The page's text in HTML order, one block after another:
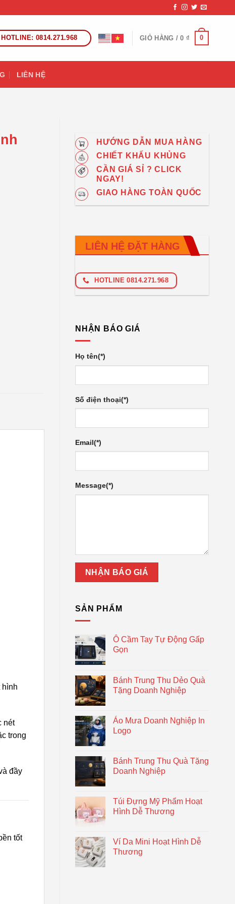
HOTLINE: 0814.271.968 GIỎ HÀNG /0 ₫ 0
LIÊN HỆ
HƯỚNG DẪN MUA HÀNG
CHIẾT KHẤU KHỦNG
CẦN GIÁ SỈ ? CLICK
NGAY!
GIAO HÀNG TOÀN QUỐC
LIÊN HỆ ĐẶT HÀNG
HOTLINE 0814.271.968
NHẬN BÁO GIÁ
Họ tên(*)
Số điện thoại(*)
Email(*)
Message(*)
SẢN PHẨM
Ô Cầm Tay Tự Động Gấp
Gọn
Bánh Trung Thu Dẻo Quà
Tặng Doanh Nghiệp
Áo Mưa Doanh Nghiệp In
Logo
Bánh Trung Thu Quà Tặng
Doanh Nghiệp
Túi Đựng Mỹ Phẩm Hoạt
Hình Dễ Thương
Ví Da Mini Hoạt Hình Dễ
Thương
hình
nét
trong
đầy
tốt